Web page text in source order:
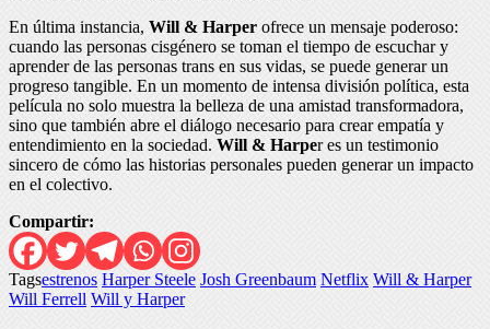
En última instancia, Will & Harper ofrece un mensaje poderoso:
cuando las personas cisgénero se toman el tiempo de escuchar y
aprender de las personas trans en sus vidas, se puede generar un
progreso tangible. En un momento de intensa división política, esta
película no solo muestra la belleza de una amistad transformadora,
sino que también abre el diálogo necesario para crear empatía y
entendimiento en la sociedad. Will & Harper es un testimonio
sincero de cómo las historias personales pueden generar un impacto
en el colectivo.
Compartir:
Tagsestrenos Harper Steele Josh Greenbaum Netflix Will & Harper
Will Ferrell Will y Harper